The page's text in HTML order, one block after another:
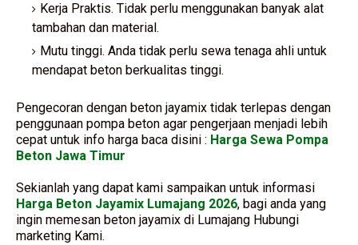
Kerja Praktis. Tidak perlu menggunakan banyak alat
tambahan dan material.
Mutu tinggi. Anda tidak perlu sewa tenaga ahli untuk
mendapat beton berkualitas tinggi.
Pengecoran dengan beton jayamix tidak terlepas dengan
penggunaan pompa beton agar pengerjaan menjadi lebih
cepat untuk info harga baca disini : Harga Sewa Pompa
Beton Jawa Timur
Sekianlah yang dapat kami sampaikan untuk informasi
Harga Beton Jayamix Lumajang 2026, bagi anda yang
ingin memesan beton jayamix di Lumajang Hubungi
marketing Kami.